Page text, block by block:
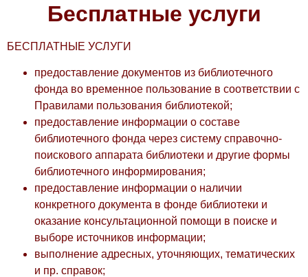
Бесплатные услуги
БЕСПЛАТНЫЕ УСЛУГИ
предоставление документов из библиотечного
фонда во временное пользование в соответствии с
Правилами пользования библиотекой;
предоставление информации о составе
библиотечного фонда через систему справочно-
поискового аппарата библиотеки и другие формы
библиотечного информирования;
предоставление информации о наличии
конкретного документа в фонде библиотеки и
оказание консультационной помощи в поиске и
выборе источников информации;
выполнение адресных, уточняющих, тематических
и пр. справок;